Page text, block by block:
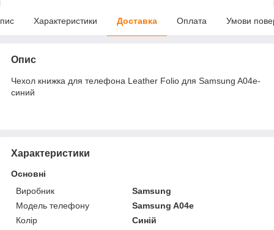
Характеристики Доставка Оплата Умови
Опис
Чехол книжка для телефона Leather Folio для Samsung A04e-
синий
Характеристики
Основні
Виробник
Samsung
Модель телефону
Samsung A04e
Колір
Синій